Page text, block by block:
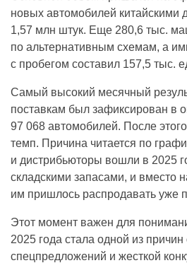
новых автомобилей китайскими
1,57 млн штук. Еще 280,6 тыс.
по альтернативным схемам, а
с пробегом составил 157,5 тыс.
Самый высокий месячный
поставкам был зафиксирован в
97 068 автомобилей. После
темп. Причина читается по
и дистрибьюторы вошли в 2025
складскими запасами, и вместо
им пришлось распродавать уже
Этот момент важен для
2025 года стала одной из причин
спецпредложений и жесткой